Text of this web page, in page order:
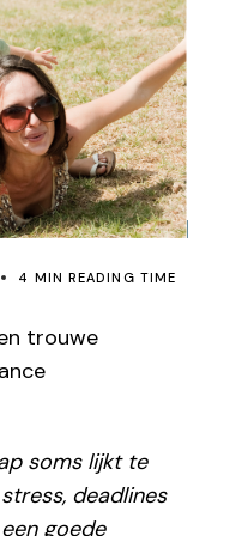
4 MIN READING TIME
trouwe
soms lijkt te
deadlines
goede